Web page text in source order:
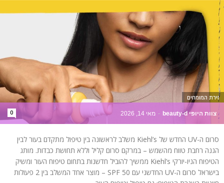
צוות היופי beauty-d - מאי 14, 2026 0
זירת המומחים
סרום ה-UV החדש של Kiehl’s משלב לראשונה בין טיפול מתקדם בעור לבין
הגנה רחבת טווח מהשמש – במרקם סרום קליל וללא תחושת כבדות. מותג
הטיפוח הניו-יורקי Kiehl’s ממשיך להוביל חדשנות בתחום טיפוח העור ומשיק
בישראל סרום ה-UV החדשני עם SPF 50 – מוצר אחד המשלב בין 2 פעולות